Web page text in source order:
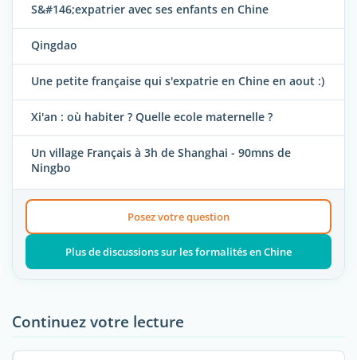
S&#146;expatrier avec ses enfants en Chine
Qingdao
Une petite française qui s'expatrie en Chine en aout :)
Xi'an : où habiter ? Quelle ecole maternelle ?
Un village Français à 3h de Shanghai - 90mns de
Ningbo
Posez votre question
Plus de discussions sur les formalités en Chine
Continuez votre lecture